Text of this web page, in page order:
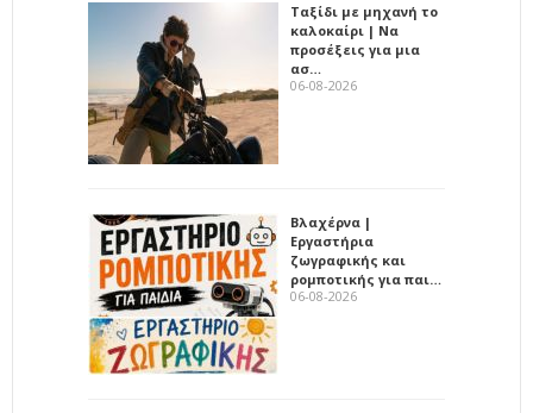
Ταξίδι με μηχανή το
καλοκαίρι | Να
προσέξεις για μια
ασ…
06-08-2026
Βλαχέρνα |
Εργαστήρια
ζωγραφικής και
ρομποτικής για παι…
06-08-2026